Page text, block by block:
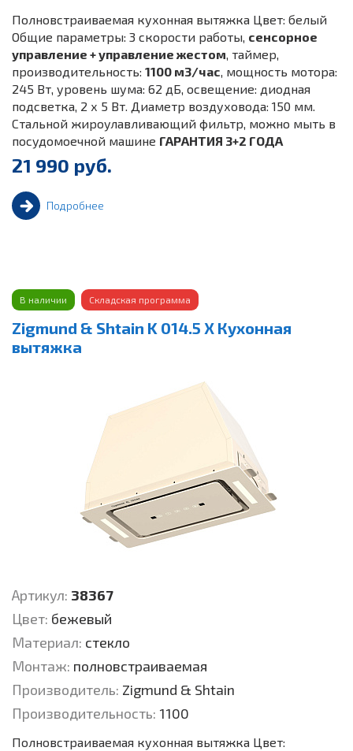
Полновстраиваемая кухонная вытяжка Цвет: белый
Общие параметры: 3 скорости работы, сенсорное
управление + управление жестом, таймер,
производительность: 1100 м3/час, мощность мотора:
245 Вт, уровень шума: 62 дБ, освещение: диодная
подсветка, 2 х 5 Вт. Диаметр воздуховода: 150 мм.
Стальной жироулавливающий фильтр, можно мыть в
посудомоечной машине ГАРАНТИЯ 3+2 ГОДА
21 990 руб.
Подробнее
В наличии Складская программа
Zigmund & Shtain K 014.5 Х Кухонная
вытяжка
Артикул: 38367
Цвет: бежевый
Материал: стекло
Монтаж: полновстраиваемая
Производитель: Zigmund & Shtain
Производительность: 1100
Полновстраиваемая кухонная вытяжка Цвет: